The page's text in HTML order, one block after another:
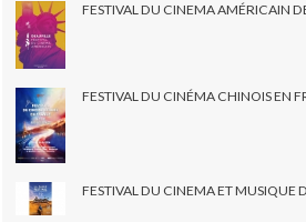
FESTIVAL DU CINEMA AMÉRICAIN
FESTIVAL DU CINÉMA CHINOIS EN
FESTIVAL DU CINEMA ET MUSIQUE